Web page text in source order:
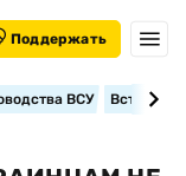
Поддержать
ВСУ